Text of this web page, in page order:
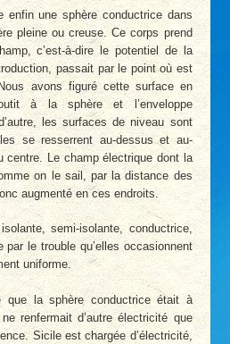
enfin une sphère conductrice dans
pleine ou creuse. Ce corps prend
c’est-à-dire le potentiel de la
passait par le point où est
avons figuré cette surface en
à la sphère et l’enveloppe
les surfaces de niveau sont
se resserrent au-dessus et au-
centre. Le champ électrique dont la
on le sail, par la distance des
augmenté en ces endroits.
semi-isolante, conductrice,
le trouble qu’elles occasionnent
uniforme.
que la sphère conductrice était à
ne renfermait d’autre électricité que
Sicile est chargée d’électricité,